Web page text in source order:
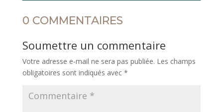
0 COMMENTAIRES
Soumettre un commentaire
Votre adresse e-mail ne sera pas publiée. Les champs
obligatoires sont indiqués avec *